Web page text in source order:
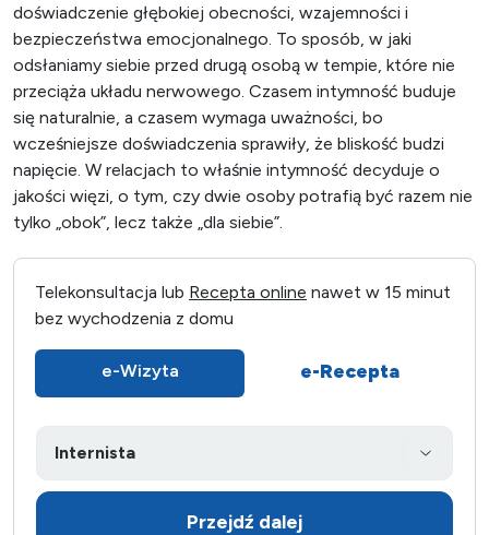
doświadczenie głębokiej obecności, wzajemności i
bezpieczeństwa emocjonalnego. To sposób, w jaki
odsłaniamy siebie przed drugą osobą w tempie, które nie
przeciąża układu nerwowego. Czasem intymność buduje
się naturalnie, a czasem wymaga uważności, bo
wcześniejsze doświadczenia sprawiły, że bliskość budzi
napięcie. W relacjach to właśnie intymność decyduje o
jakości więzi, o tym, czy dwie osoby potrafią być razem nie
tylko „obok”, lecz także „dla siebie”.
Telekonsultacja lub Recepta online nawet w 15 minut
bez wychodzenia z domu
e-Wizyta e-Recepta
Przejdź dalej